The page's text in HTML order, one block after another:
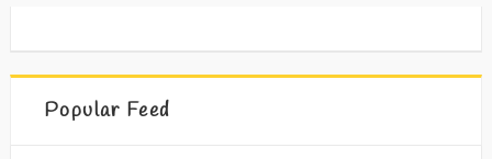
Popular Feed